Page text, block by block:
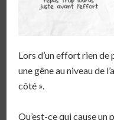
Lors d’un effort rien
une gêne au niveau de
côté ». ⁣
Qu’est-ce qui cause un